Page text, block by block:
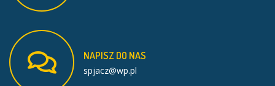
NAPISZDO NAS
spjacz@wp.pl